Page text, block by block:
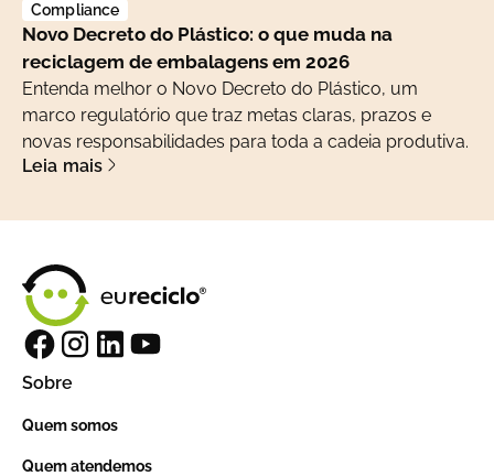
Compliance
Novo Decreto do Plástico: o que muda na
reciclagem de embalagens em 2026
Entenda melhor o Novo Decreto do Plástico, um
marco regulatório que traz metas claras, prazos e
novas responsabilidades para toda a cadeia produtiva.
Leia mais
Sobre
Quem somos
Quem atendemos